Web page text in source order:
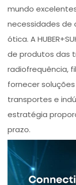
mundo
necessidades de
ótica. A
de produtos das
radiofrequência,
fornecer
transportes e
estratégia
prazo.